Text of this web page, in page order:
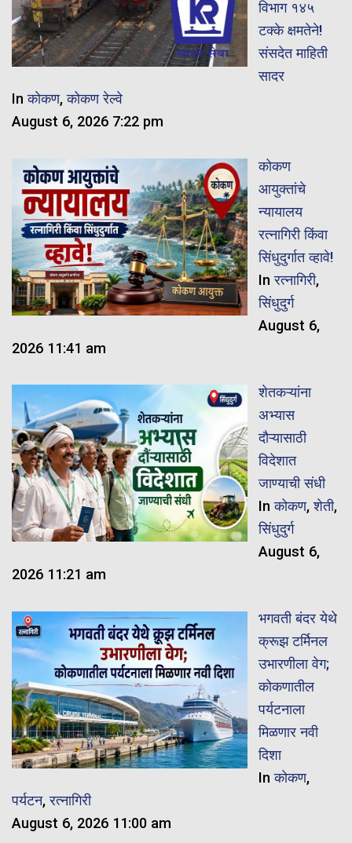
विभाग १४५
टक्के क्षमतेने!
संसदेत माहिती
सादर
Inकोकण,कोकण रेल्वे
August 6, 2026 7:22 pm
कोकण
आयुक्तांचे
न्यायालय
रत्नागिरी किंवा
सिंधुदुर्गात व्हावे!
Inरत्नागिरी,
सिंधुदुर्ग
August 6,
2026 11:41 am
शेतकऱ्यांना
अभ्यास
दौऱ्यासाठी
विदेशात
जाण्याची संधी
Inकोकण,शेती,
सिंधुदुर्ग
August 6,
2026 11:21 am
भगवती बंदर येथे
क्रूझ टर्मिनल
उभारणीला वेग;
कोकणातील
पर्यटनाला
मिळणार नवी
दिशा
Inकोकण,
पर्यटन,रत्नागिरी
August 6, 2026 11:00 am